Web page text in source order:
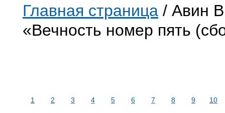
Главная страница / Авин
«Вечность номер пять
1 2 3 4 5 6 7 8 9 10